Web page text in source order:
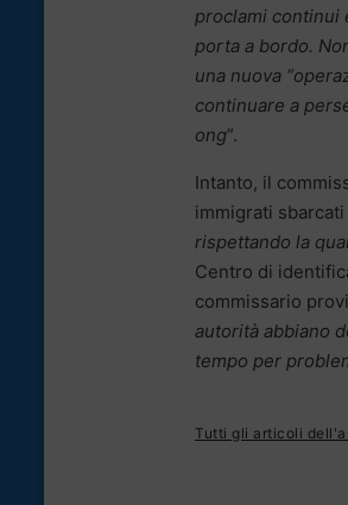
proclami continui
porta a bordo.
una nuova
continuare a
ong”.
Intanto, il
immigrati
rispettando la
Centro di
commissario
autorità abbiano
tempo per
Tutti gli articoli